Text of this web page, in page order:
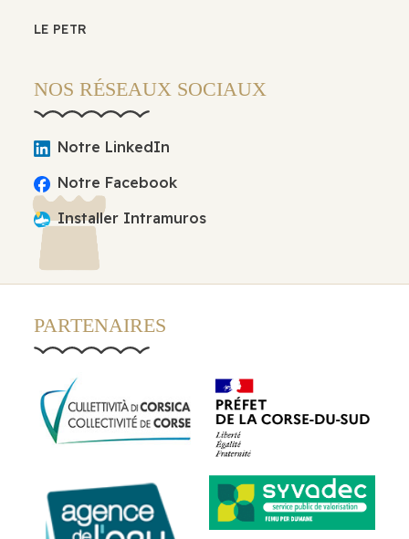
LE PETR
NOS RÉSEAUX SOCIAUX
Notre LinkedIn
Notre Facebook
Installer Intramuros
PARTENAIRES